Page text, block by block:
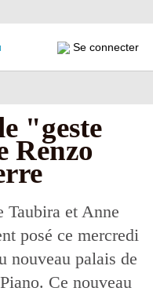
Se connecter
"geste
Renzo
Taubira et Anne
posé ce mercredi
nouveau palais de
Ce nouveau